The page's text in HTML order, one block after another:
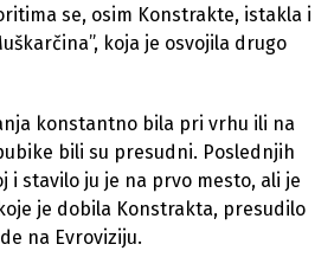
se, osim Konstrakte, istakla i
koja je osvojila drugo
konstantno bila pri vrhu ili na
bili su presudni. Poslednjih
i stavilo ju je na prvo mesto, ali je
je dobila Konstrakta, presudilo
na Evroviziju.